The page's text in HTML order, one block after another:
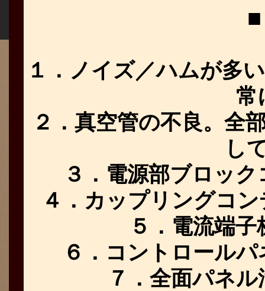
１．ノイズ／ハムが多
常
２．真空管の不良。全
し
３．電源部ブロッ
４．カップリングコ
５．電流端
６．コントロール
７．全面パネ